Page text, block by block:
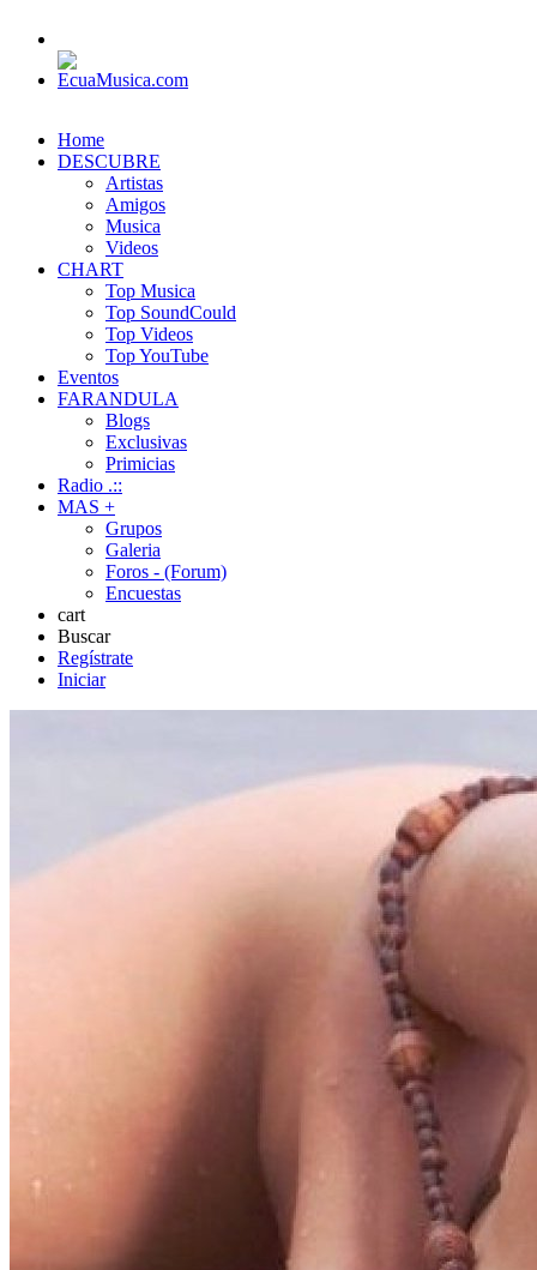
Home
DESCUBRE
Artistas
Amigos
Musica
Videos
CHART
Top Musica
Top SoundCould
Top Videos
Top YouTube
Eventos
FARANDULA
Blogs
Exclusivas
Primicias
Radio .::
MAS +
Grupos
Galeria
Foros - (Forum)
Encuestas
cart
Buscar
Regístrate
Iniciar